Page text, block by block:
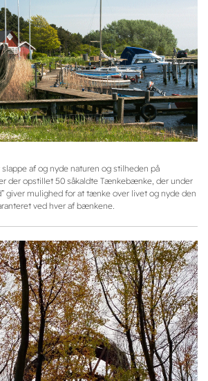
af og nyde naturen og stilheden på
der opstillet 50 såkaldte Tænkebænke, der under
giver mulighed for at tænke over livet og nyde den
ved hver af bænkene.